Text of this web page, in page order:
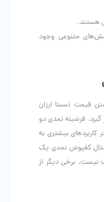
هستند.
متنوعی وجود
قیمت نسبتا ارزان
گیرد. فرشینه نمدی دو
بیشتری به
کفپوش نمدی یک
نیست. برخی دیگر از